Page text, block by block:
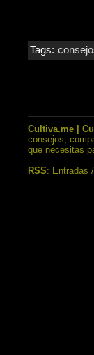
Tags:
Cultiva.me |
consejos,
que necesitas
RSS: Entradas /